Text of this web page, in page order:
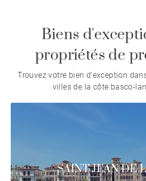
Biens
propriétés de
Trouvez votre bien d'exception
villes de la côte basco-
SAINT JEAN DE